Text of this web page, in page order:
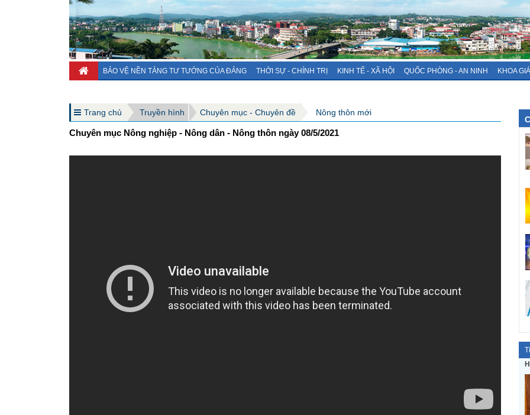
BẢO VỆ NỀN TẢNG TƯ TƯỞNG CỦA ĐẢNG THỜI SỰ - CHÍNH TRỊ KINH TẾ - XÃ HỘI QUỐC PHÒNG - AN NINH KHOA
Trang chủ Truyền hình Chuyên mục - Chuyên đề Nông thôn mới
Chuyên mục Nông nghiệp - Nông dân - Nông thôn ngày 08/5/2021